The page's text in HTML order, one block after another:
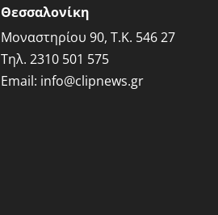
Θεσσαλονίκη
Μοναστηρίου 90, Τ.Κ. 546 27
Τηλ.2310 501 575
Email: info@clipnews.gr